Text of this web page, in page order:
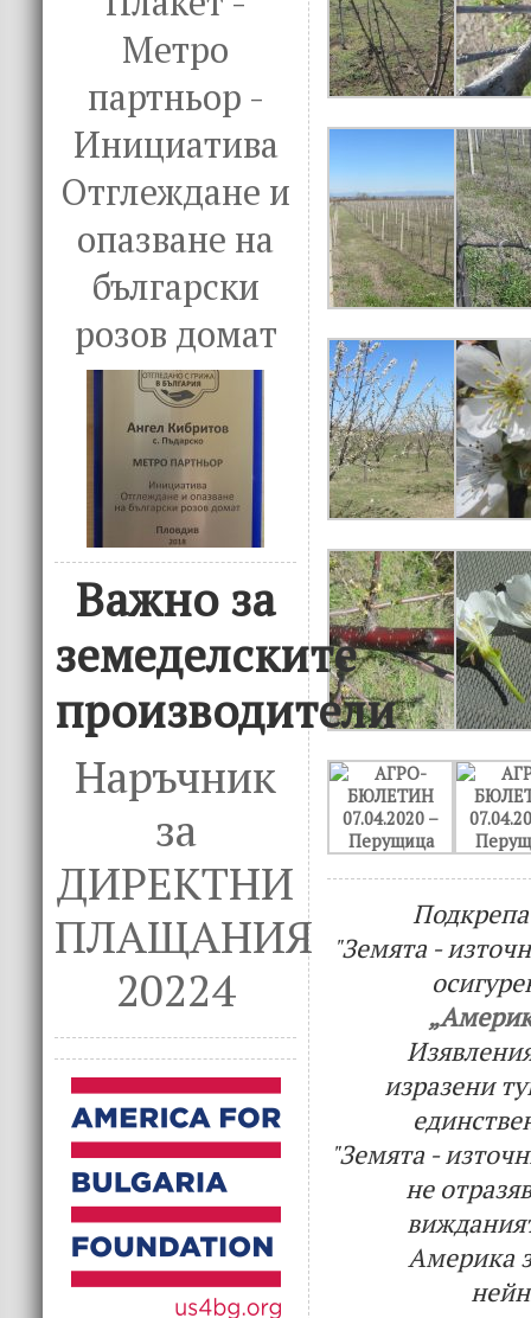
Метро
партньор -
Инициатива
Отглеждане и
опазване на
български
розов домат
Важно за
земеделските
производители
Наръчник
за
ДИРЕКТНИ
ПЛАЩАНИЯ
20224
"Земята -
изразени
"Земята -
не
Америка